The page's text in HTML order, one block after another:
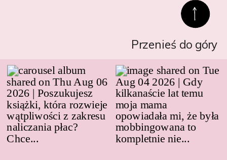
Przenieś do góry